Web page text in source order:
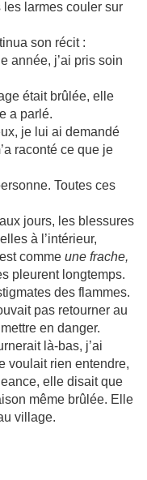
les larmes couler sur
son récit :
année, j’ai pris soin
était brûlée, elle
a parlé.
je lui ai demandé
raconté ce que je
Toutes ces
jours, les blessures
à l’intérieur,
comme une frache,
pleurent longtemps.
des flammes.
pas retourner au
en danger.
là-bas, j’ai
voulait rien entendre,
elle disait que
même brûlée. Elle
village.